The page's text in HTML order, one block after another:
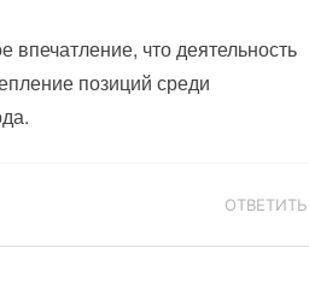
впечатление, что деятельность
позиций среди
ОТВЕТИТЬ